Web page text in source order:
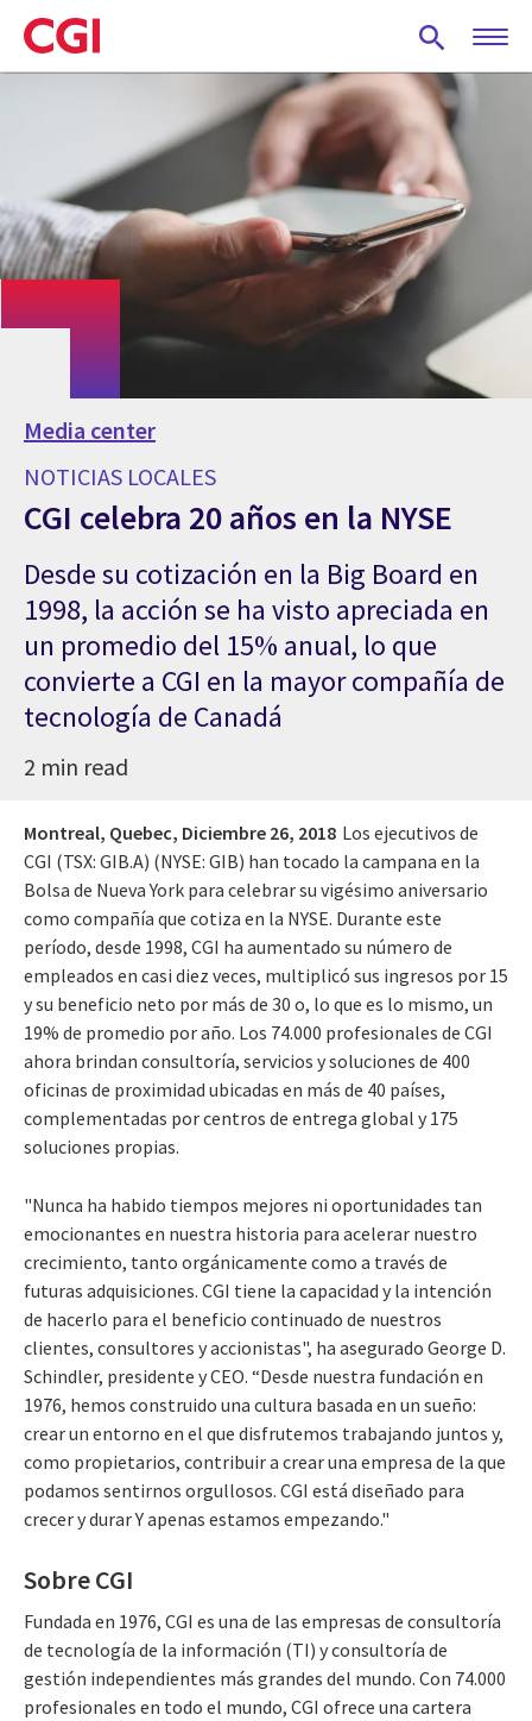
Skip
to
main
Media center
NOTICIAS LOCALES
CGI celebra 20 años en la NYSE
Desde su cotización en la Big Board en
1998, la acción se ha visto apreciada en
un promedio del 15% anual, lo que
convierte a CGI en la mayor compañía de
tecnología de Canadá
2 min read
Montreal, Quebec, Diciembre 26, 2018 Los ejecutivos de
CGI (TSX: GIB.A) (NYSE: GIB) han tocado la campana en la
Bolsa de Nueva York para celebrar su vigésimo aniversario
como compañía que cotiza en la NYSE. Durante este
período, desde 1998, CGI ha aumentado su número de
empleados en casi diez veces, multiplicó sus ingresos por 15
y su beneficio neto por más de 30 o, lo que es lo mismo, un
19% de promedio por año. Los 74.000 profesionales de CGI
ahora brindan consultoría, servicios y soluciones de 400
oficinas de proximidad ubicadas en más de 40 países,
complementadas por centros de entrega global y 175
soluciones propias.
"Nunca ha habido tiempos mejores ni oportunidades tan
emocionantes en nuestra historia para acelerar nuestro
crecimiento, tanto orgánicamente como a través de
futuras adquisiciones. CGI tiene la capacidad y la intención
de hacerlo para el beneficio continuado de nuestros
clientes, consultores y accionistas", ha asegurado George D.
Schindler, presidente y CEO. “Desde nuestra fundación en
1976, hemos construido una cultura basada en un sueño:
crear un entorno en el que disfrutemos trabajando juntos y,
como propietarios, contribuir a crear una empresa de la que
podamos sentirnos orgullosos. CGI está diseñado para
crecer y durar Y apenas estamos empezando."
Sobre CGI
Fundada en 1976, CGI es una de las empresas de consultoría
de tecnología de la información (TI) y consultoría de
gestión independientes más grandes del mundo. Con 74.000
profesionales en todo el mundo, CGI ofrece una cartera